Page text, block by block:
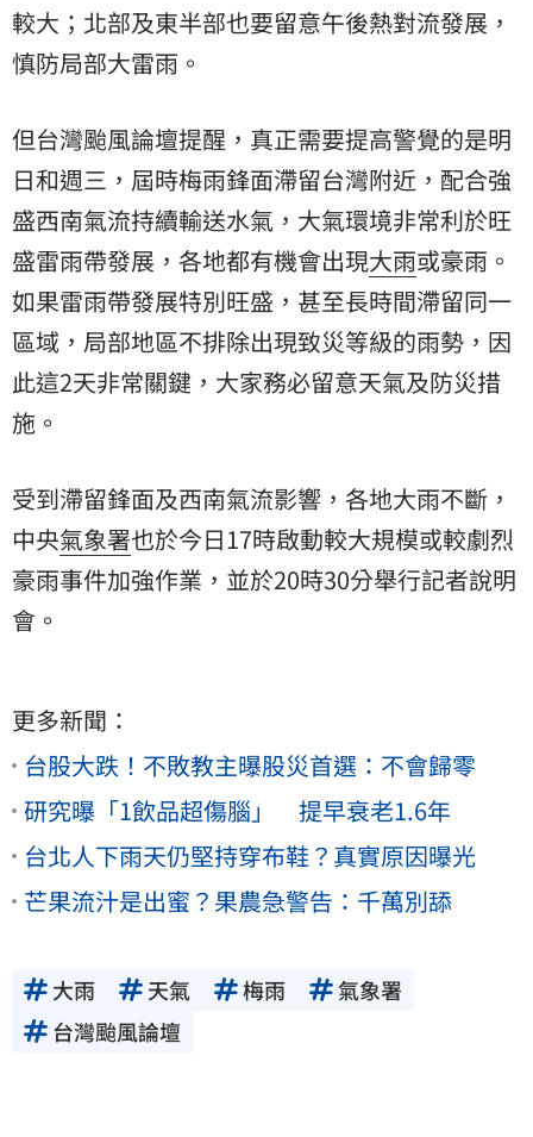
較大；北部及東半部也要留意午後熱對流發展，
慎防局部大雷雨。
但台灣颱風論壇提醒，真正需要提高警覺的是明
日和週三，屆時梅雨鋒面滯留台灣附近，配合強
盛西南氣流持續輸送水氣，大氣環境非常利於旺
盛雷雨帶發展，各地都有機會出現大雨或豪雨。
如果雷雨帶發展特別旺盛，甚至長時間滯留同一
區域，局部地區不排除出現致災等級的雨勢，因
此這2天非常關鍵，大家務必留意天氣及防災措
施。
受到滯留鋒面及西南氣流影響，各地大雨不斷，
中央氣象署也於今日17時啟動較大規模或較劇烈
豪雨事件加強作業，並於20時30分舉行記者說明
會。
更多新聞：
台股大跌！不敗教主曝股災首選：不會歸零
研究曝「1飲品超傷腦」 提早衰老1.6年
台北人下雨天仍堅持穿布鞋？真實原因曝光
芒果流汁是出蜜？果農急警告：千萬別舔
大雨 天氣 梅雨
氣象署
台灣颱風論壇